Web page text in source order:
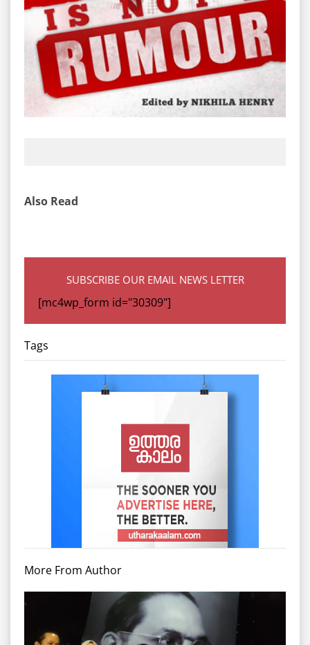
Also Read
SUBSCRIBE OUR EMAIL NEWS LETTER
[mc4wp_form id="30309"]
Tags
More From Author